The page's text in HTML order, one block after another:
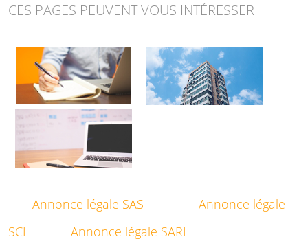
CES PAGES PEUVENT VOUS INTÉRESSER
Annonce légale SAS
Annonce légale
SCI
Annonce légale SARL